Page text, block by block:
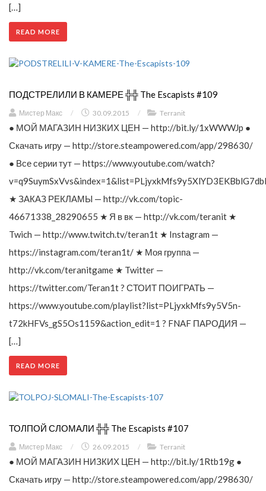
[…]
READ MORE
ПОДСТРЕЛИЛИ В КАМЕРЕ ╬╬ The Escapists #109
Мистер Макс / 30.09.2015 / Terranit
● МОЙ МАГАЗИН НИЗКИХ ЦЕН — http://bit.ly/1xWWWJp ●
Скачать игру — http://store.steampowered.com/app/298630/
● Все серии тут — https://www.youtube.com/watch?
★ ЗАКАЗ РЕКЛАМЫ — http://vk.com/topic-
46671338_28290655 ★ Я в вк — http://vk.com/teranit ★
Twich — http://www.twitch.tv/teran1t ★ Instagram —
https://instagram.com/teran1t/ ★ Моя группа —
http://vk.com/teranitgame ★ Twitter —
https://twitter.com/Teran1t ? СТОИТ ПОИГРАТЬ —
https://www.youtube.com/playlist?list=PLjyxkMfs9y5V5n-
t72kHFVs_gS5Os1159&action_edit=1 ? FNAF ПАРОДИЯ —
[…]
READ MORE
ТОЛПОЙ СЛОМАЛИ ╬╬ The Escapists #107
Мистер Макс / 26.09.2015 / Terranit
● МОЙ МАГАЗИН НИЗКИХ ЦЕН — http://bit.ly/1Rtb19g ●
Скачать игру — http://store.steampowered.com/app/298630/